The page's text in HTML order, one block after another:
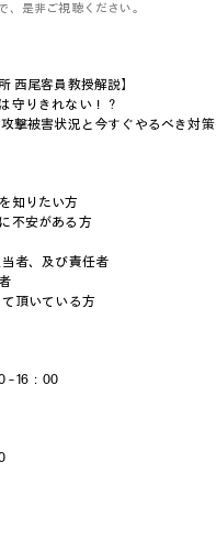
、是非ご視聴ください。
西尾客員教授解説】
守りきれない！？
撃被害状況と今すぐやるべき対策
知りたい方
不安がある方
者、及び責任者
頂いている方
– 16：00